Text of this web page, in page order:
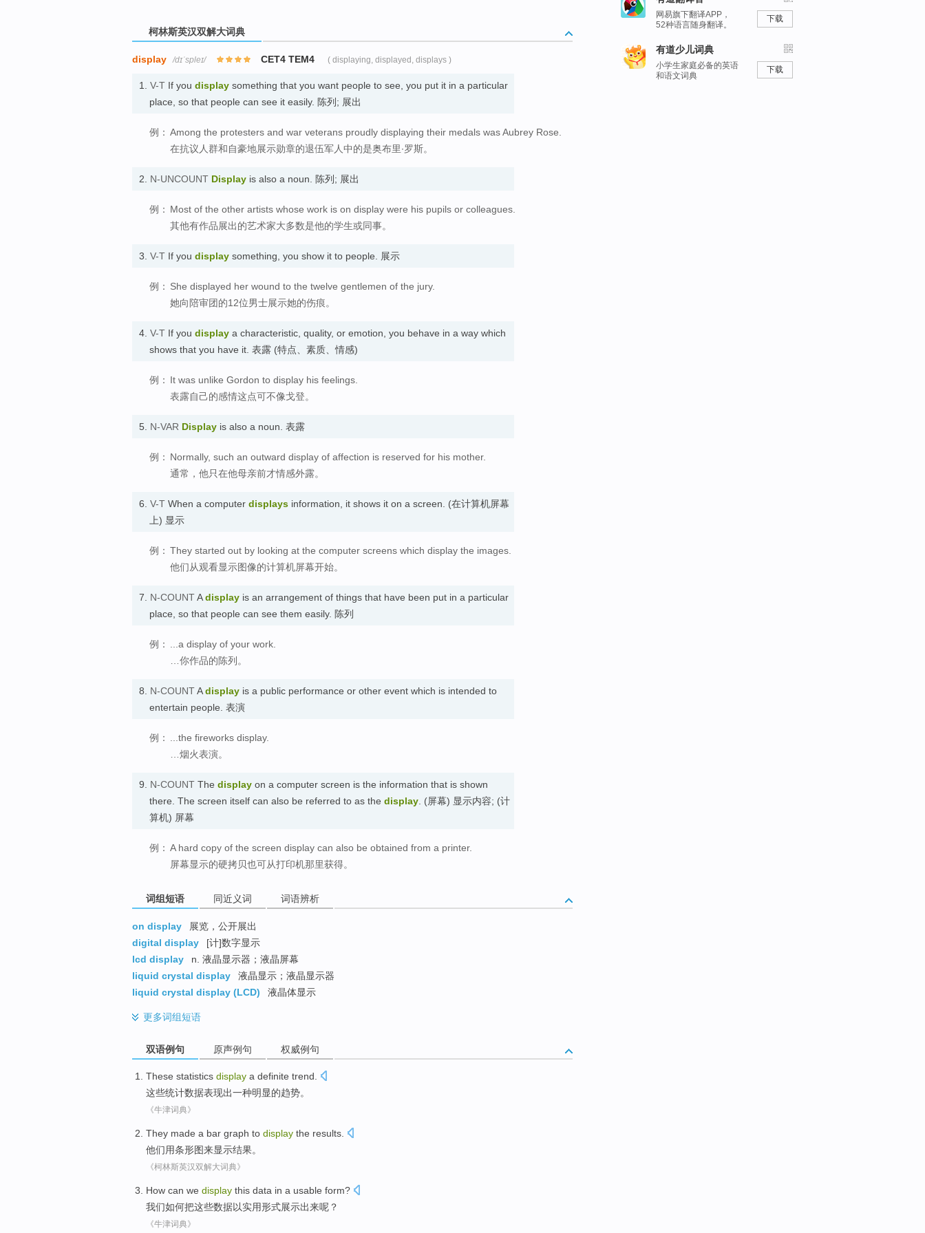
柯林斯英汉双解大词典
display /dɪˈspleɪ/ CET4 TEM4 ( displaying, displayed, displays )
1. V-T If you display something that you want people to see, you put it in a particular
place, so that people can see it easily. 陈列; 展出
例： Among the protesters and war veterans proudly displaying their medals was Aubrey Rose.
在抗议人群和自豪地展示勋章的退伍军人中的是奥布里∙罗斯。
2. N-UNCOUNT Display is also a noun. 陈列; 展出
例： Most of the other artists whose work is on display were his pupils or colleagues.
其他有作品展出的艺术家大多数是他的学生或同事。
3. V-T If you display something, you show it to people. 展示
例： She displayed her wound to the twelve gentlemen of the jury.
她向陪审团的12位男士展示她的伤痕。
4. V-T If you display a characteristic, quality, or emotion, you behave in a way which
shows that you have it. 表露 (特点、素质、情感)
例： It was unlike Gordon to display his feelings.
表露自己的感情这点可不像戈登。
5. N-VAR Display is also a noun. 表露
例： Normally, such an outward display of affection is reserved for his mother.
通常，他只在他母亲前才情感外露。
6. V-T When a computer displays information, it shows it on a screen. (在计算机屏幕
上) 显示
例： They started out by looking at the computer screens which display the images.
他们从观看显示图像的计算机屏幕开始。
7. N-COUNTAdisplay is an arrangement of things that have been put in a particular
place, so that people can see them easily. 陈列
例：
...a display of your work.
…你作品的陈列。
8. N-COUNTAdisplay is a public performance or other event which is intended to
entertain people. 表演
例：
...the fireworks display.
…烟火表演。
9. N-COUNT The display on a computer screen is the information that is shown
there. The screen itself can also be referred to as the display . (屏幕) 显示内容; (计
算机) 屏幕
例： A hard copy of the screen display can also be obtained from a printer.
屏幕显示的硬拷贝也可从打印机那里获得。
词组短语 同近义词 词语辨析
on display
展览，公开展出
digital display
[计]数字显示
lcd display
n. 液晶显示器；液晶屏幕
liquid crystal display
液晶显示；液晶显示器
liquid crystal display (LCD)
液晶体显示
更多词组短语
双语例句 原声例句 权威例句
These statistics display a definite trend.
这些统计数据表现出一种明显的趋势。
《牛津词典》
They made a bar graph to display the results
他们用条形图来显示结果。
《柯林斯英汉双解大词典》
How can we display this data in a usable form?
我们如何把这些数据以实用形式展示出来呢？
《牛津词典》